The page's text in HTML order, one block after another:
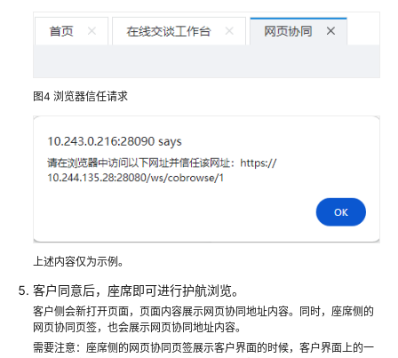
音
频
理
多
媒
体
交
图4 浏览器信任请求
上述内容仅为示例。
客户同意后，座席即可进行护航浏览。
客户侧会新打开页面，页面内容展示网页协同地址内容。同时，座席侧的
网页协同页签，也会展示网页协同地址内容。
需要注意：座席侧的网页协同页签展示客户界面的时候，客户界面上的一